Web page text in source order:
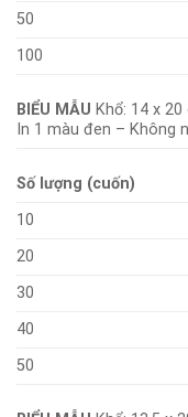
50
100
BIỂU MẪU Khổ: 14 x
In 1 màu đen – Không
Số lượng (cuốn)
10
20
30
40
50